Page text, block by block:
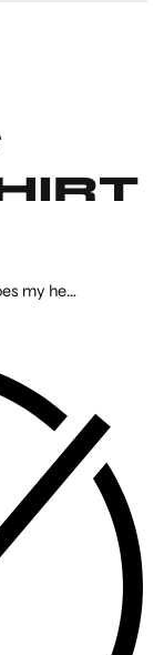
WDMHCF – ist die Abkürzung für “Where does my help come from” – wir kürzen das gerne ab, weil wir Schreibfaul sind. Die Message bleibt aber! Das “Where does my help come from” – Shirt mit den Bergen und der Aufschrift….